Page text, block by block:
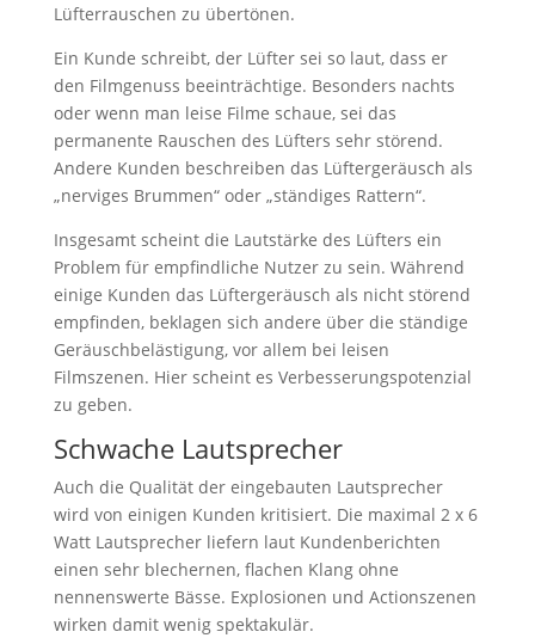
Lüfterrauschen zu übertönen.
Ein Kunde schreibt, der Lüfter sei so laut, dass er
den Filmgenuss beeinträchtige. Besonders nachts
oder wenn man leise Filme schaue, sei das
permanente Rauschen des Lüfters sehr störend.
Andere Kunden beschreiben das Lüftergeräusch als
„nerviges Brummen“ oder „ständiges Rattern“.
Insgesamt scheint die Lautstärke des Lüfters ein
Problem für empfindliche Nutzer zu sein. Während
einige Kunden das Lüftergeräusch als nicht störend
empfinden, beklagen sich andere über die ständige
Geräuschbelästigung, vor allem bei leisen
Filmszenen. Hier scheint es Verbesserungspotenzial
zu geben.
Schwache Lautsprecher
Auch die Qualität der eingebauten Lautsprecher
wird von einigen Kunden kritisiert. Die maximal 2 x 6
Watt Lautsprecher liefern laut Kundenberichten
einen sehr blechernen, flachen Klang ohne
nennenswerte Bässe. Explosionen und Actionszenen
wirken damit wenig spektakulär.